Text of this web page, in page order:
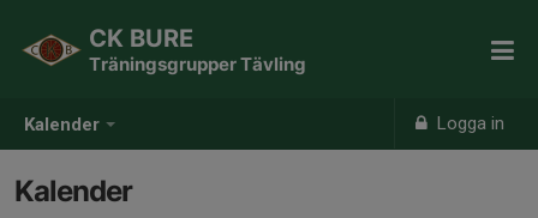
Kalender Logga in
CK BURE
Träningsgrupper Tävling
Kalender